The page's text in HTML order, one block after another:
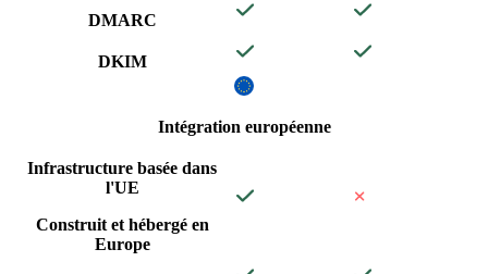
DMARC
DKIM
Intégration européenne
Infrastructure basée dans
l'UE
Construit et hébergé en
Europe